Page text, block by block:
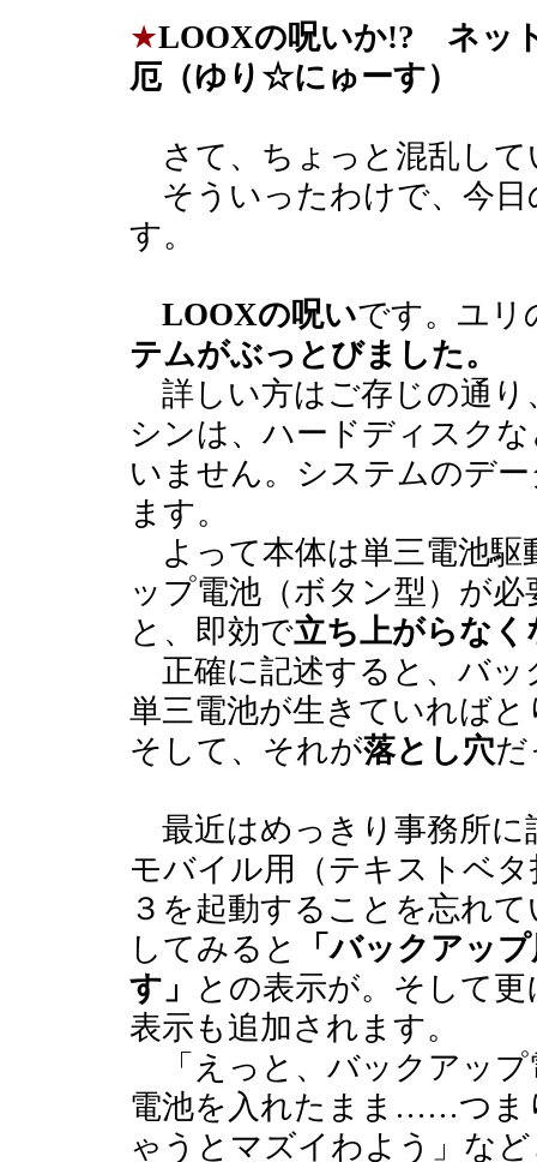
★LOOXの呪いか!? ネッ
厄（ゆり☆にゅーす）
さて、ちょっと混乱して
そういったわけで、今日
す。
LOOXの呪いです。ユリ
テムがぶっとびました。
詳しい方はご存じの通り
シンは、ハードディスク
いません。システムのデ
ます。
よって本体は単三電池駆
ップ電池（ボタン型）が
と、即効で立ち上がらなく
正確に記述すると、バッ
単三電池が生きていれば
そして、それが落とし穴だ
最近はめっきり事務所に
モバイル用（テキストベ
３を起動することを忘れ
してみると
「バックアッ
す」
との表示が。そして
表示も追加されます。
「えっと、バックアップ
電池を入れたまま……つま
ゃうとマズイわよう」な